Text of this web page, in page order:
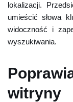
lokalizacji.
umieścić słowa
widoczność i
wyszukiwania.
witryny